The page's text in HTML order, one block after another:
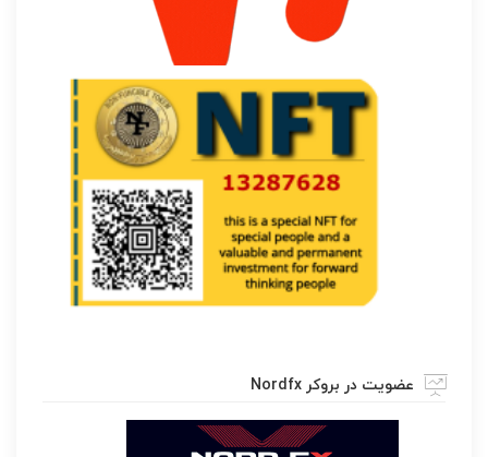
عضویت در بروکر Nordfx